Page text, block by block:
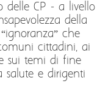
delle CP - a livello
della
che
cittadini, ai
sui temi di fine
salute e dirigenti